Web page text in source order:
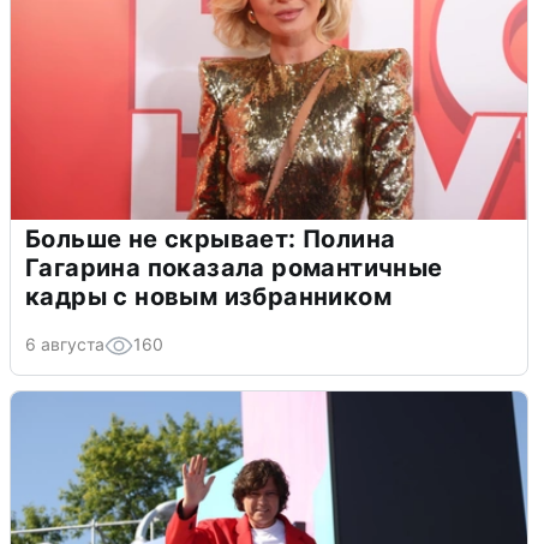
Больше не скрывает: Полина
Гагарина показала романтичные
кадры с новым избранником
6 августа 160